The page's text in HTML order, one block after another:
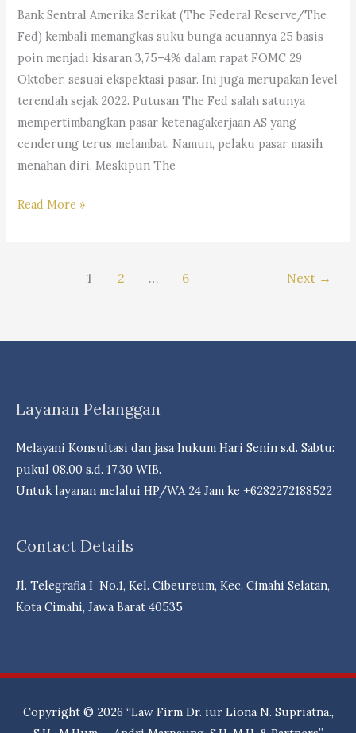
Andri
Marpaung,
S.H.
M.H.&
Partners
Bank Sentral Amerika Serikat (The Federal Reserve/The
Fed) kembali memangkas suku bunga acuannya 25 basis
poin menjadi kisaran 3,75–4% dalam rapat FOMC 29
Oktober, sesuai ekspektasi pasar. Ini juga merupakan level
terendah sejak 2022. Putusan The Fed salah satunya
mempertimbangkan pasar ketenagakerjaan AS yang
cenderung terus melambat. Namun, pelaku pasar masih
menahan diri. Meskipun The
#Trending:
dDna
Campuran
Berpeluang
Cuan- Law
Marpaung,
M.H.-
Dr.
N.
S.H.,
Read More »
1 2 … 6 Next →
Layanan Pelanggan
Melayani Konsultasi dan jasa hukum Hari Senin s.d. Sabtu:
pukul 08.00 s.d. 17.30 WIB.
Untuk layanan melalui HP/WA 24 Jam ke +6282272188522
Contact Details
Jl. Telegrafia I No.1, Kel. Cibeureum, Kec. Cimahi Selatan,
Kota Cimahi, Jawa Barat 40535
Copyright © 2026 “Law Firm Dr. iur Liona N. Supriatna.,